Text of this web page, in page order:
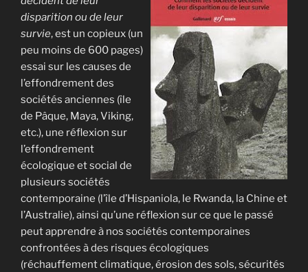
disparition ou de leur
survie, est un copieux (un
peu moins de 600 pages)
essai sur les causes de
l’effondrement des
sociétés anciennes (île
de Pâque, Maya, Viking,
etc.), une réflexion sur
l’effondrement
écologique et social de
plusieurs sociétés
contemporaine (l’île d’Hispaniola, le Rwanda, la Chine et
l’Australie), ainsi qu’une réflexion sur ce que le passé
peut apprendre à nos sociétés contemporaines
confrontées à des risques écologiques
(réchauffement climatique, érosion des sols, sécurités